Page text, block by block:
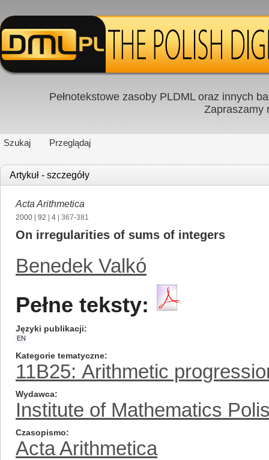
Pełnotekstowe zasoby PLDML oraz innych
Zapraszamy
Szukaj Przeglądaj
Artykuł - szczegóły
Acta Arithmetica
2000 92 4 | 367-381
On irregularities of sums of integers
Benedek Valkó
Pełne teksty:
Języki publikacji
EN
Kategorie tematyczne
11B25: Arithmetic
Wydawca
Institute of Mathematics
Czasopismo
Acta Arithmetica